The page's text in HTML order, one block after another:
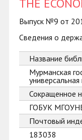
THE
Выпуск №9 от
Сведения о
Название
Мурманская
Сокращенное
ГОБУК
Почтовый
183038